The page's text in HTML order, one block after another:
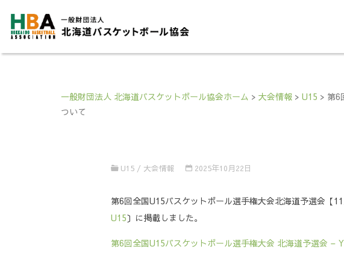
一般財団法人 北海道バスケットボール協会ホーム > 大会情報> U15 > 第6
ついて
U15 / 大会情報 2025年10月22日
第6回全国U15バスケットボール選手権大会北海道予選会【
U15〕に掲載しました。
第6回全国U15バスケットボール選手権大会 北海道予選会 –